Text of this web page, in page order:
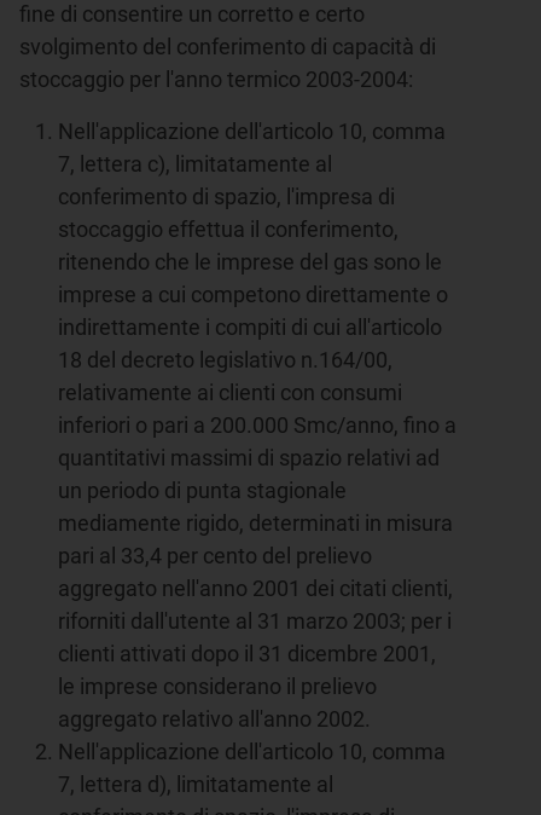
fine di consentire un corretto e certo
svolgimento del conferimento di capacità di
stoccaggio per l'anno termico 2003-2004:
Nell'applicazione dell'articolo 10, comma
7, lettera c), limitatamente al
conferimento di spazio, l'impresa di
stoccaggio effettua il conferimento,
ritenendo che le imprese del gas sono le
imprese a cui competono direttamente o
indirettamente i compiti di cui all'articolo
18 del decreto legislativo n.164/00,
relativamente ai clienti con consumi
inferiori o pari a 200.000 Smc/anno, fino a
quantitativi massimi di spazio relativi ad
un periodo di punta stagionale
mediamente rigido, determinati in misura
pari al 33,4 per cento del prelievo
aggregato nell'anno 2001 dei citati clienti,
riforniti dall'utente al 31 marzo 2003; per i
clienti attivati dopo il 31 dicembre 2001,
le imprese considerano il prelievo
aggregato relativo all'anno 2002.
Nell'applicazione dell'articolo 10, comma
7, lettera d), limitatamente al